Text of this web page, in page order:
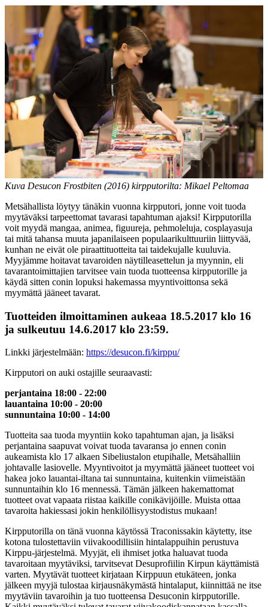
Kuva Desucon Frostbiten (2016) kirpputorilta: Mikael Peltomaa
Metsähallista löytyy tänäkin vuonna kirpputori, jonne voit tuoda
myytäväksi tarpeettomat tavarasi tapahtuman ajaksi! Kirpputorilla
voit myydä mangaa, animea, figuureja, pehmoleluja, cosplayasuja
tai mitä tahansa muuta japanilaiseen populaarikulttuuriin liittyvää,
kunhan ne eivät ole piraattituotteita tai taidekujalle kuuluvia.
Myyjämme hoitavat tavaroiden näytilleasettelun ja myynnin, eli
tavarantoimittajien tarvitsee vain tuoda tuotteensa kirpputorille ja
käydä sitten conin lopuksi hakemassa myyntivoittonsa sekä
myymättä jääneet tavarat.
Tuotteiden ilmoittaminen aukeaa 18.5.2017 klo 16
ja sulkeutuu 14.6.2017 klo 23:59.
Linkki järjestelmään: https://desucon.fi/kirppu/
Kirpputori on auki ostajille seuraavasti:
perjantaina 18:00 - 22:00
lauantaina 10:00 - 20:00
sunnuntaina 10:00 - 14:00
Tuotteita saa tuoda myyntiin koko tapahtuman ajan, ja lisäksi
perjantaina saapuvat voivat tuoda tavaransa jo ennen conin
aukeamista klo 17 alkaen Sibeliustalon etupihalle, Metsähalliin
johtavalle lasiovelle. Myyntivoitot ja myymättä jääneet tuotteet voi
hakea joko lauantai-iltana tai sunnuntaina, kuitenkin viimeistään
sunnuntaihin klo 16 mennessä. Tämän jälkeen hakemattomat
tuotteet ovat vapaata riistaa kaikille conikävijöille. Muista ottaa
tavaroita hakiessasi jokin henkilöllisyystodistus mukaan!
Kirpputorilla on tänä vuonna käytössä Traconissakin käytetty, itse
kotona tulostettaviin viivakoodillisiin hintalappuihin perustuva
Kirppu-järjestelmä. Myyjät, eli ihmiset jotka haluavat tuoda
tavaroitaan myytäviksi, tarvitsevat Desuprofiilin Kirpun käyttämistä
varten. Myytävät tuotteet kirjataan Kirppuun etukäteen, jonka
jälkeen myyjä tulostaa kirjausnäkymästä hintalaput, kiinnittää ne itse
myytäviin tavaroihin ja tuo tuotteensa Desuconin kirpputorille.